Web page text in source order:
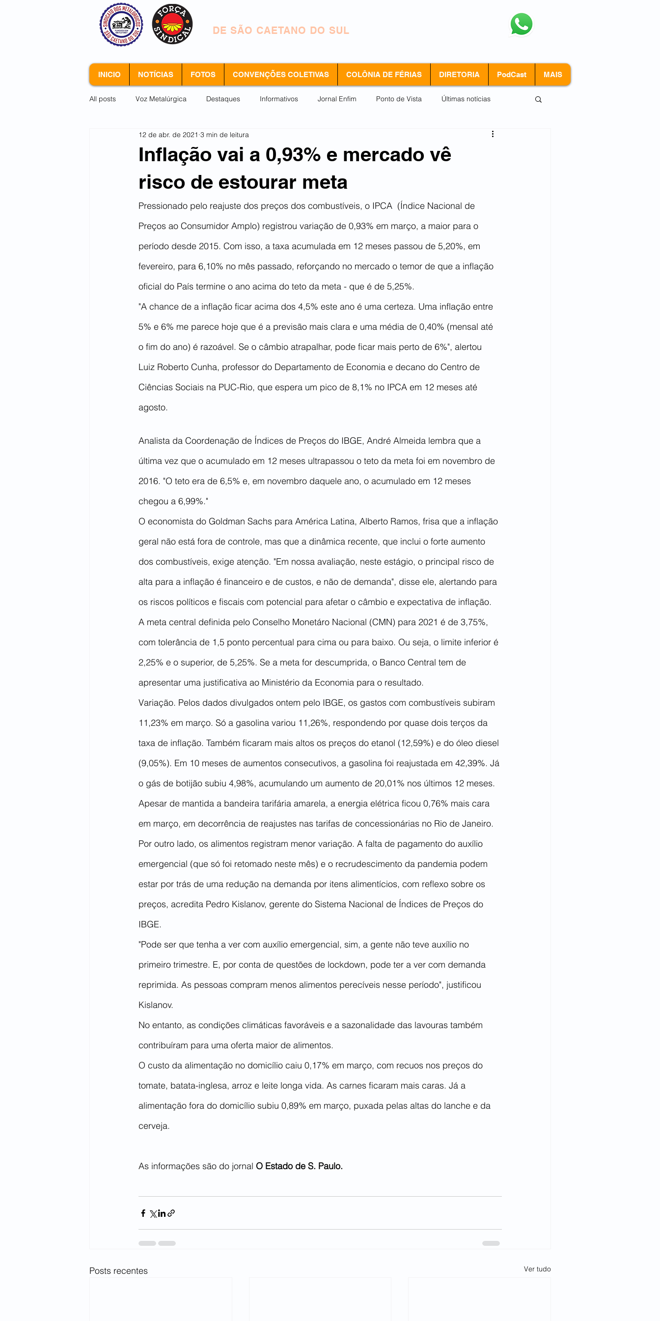
DE SÃO CAETANO DO SUL
INICIO NOTÍCIAS FOTOS CONVENÇÕES COLETIVAS COLÔNIA DE FÉRIAS DIRETORIA PodCast MAIS
All posts Voz Metalúrgica Destaques Informativos Jornal Enfim Ponto de Vista Últimas notícias
Arquivo morto
Inflação vai a 0,93% e mercado vê
risco de estourar meta
12 de abr. de 2021 3 min de leitura
Pressionado pelo reajuste dos preços dos combustíveis, o IPCA  (Índice Nacional de
Preços ao Consumidor Amplo) registrou variação de 0,93% em março, a maior para o
período desde 2015. Com isso, a taxa acumulada em 12 meses passou de 5,20%, em
fevereiro, para 6,10% no mês passado, reforçando no mercado o temor de que a inflação
oficial do País termine o ano acima do teto da meta - que é de 5,25%.
"A chance de a inflação ficar acima dos 4,5% este ano é uma certeza. Uma inflação entre
5% e 6% me parece hoje que é a previsão mais clara e uma média de 0,40% (mensal até
o fim do ano) é razoável. Se o câmbio atrapalhar, pode ficar mais perto de 6%", alertou
Luiz Roberto Cunha, professor do Departamento de Economia e decano do Centro de
Ciências Sociais na PUC-Rio, que espera um pico de 8,1% no IPCA em 12 meses até
agosto.
Analista da Coordenação de Índices de Preços do IBGE, André Almeida lembra que a
última vez que o acumulado em 12 meses ultrapassou o teto da meta foi em novembro de
2016. "O teto era de 6,5% e, em novembro daquele ano, o acumulado em 12 meses
chegou a 6,99%."
O economista do Goldman Sachs para América Latina, Alberto Ramos, frisa que a inflação
geral não está fora de controle, mas que a dinâmica recente, que inclui o forte aumento
dos combustíveis, exige atenção. "Em nossa avaliação, neste estágio, o principal risco de
alta para a inflação é financeiro e de custos, e não de demanda", disse ele, alertando para
os riscos políticos e fiscais com potencial para afetar o câmbio e expectativa de inflação.
A meta central definida pelo Conselho Monetáro Nacional (CMN) para 2021 é de 3,75%,
com tolerância de 1,5 ponto percentual para cima ou para baixo. Ou seja, o limite inferior é
2,25% e o superior, de 5,25%. Se a meta for descumprida, o Banco Central tem de
apresentar uma justificativa ao Ministério da Economia para o resultado.
Variação. Pelos dados divulgados ontem pelo IBGE, os gastos com combustíveis subiram
11,23% em março. Só a gasolina variou 11,26%, respondendo por quase dois terços da
taxa de inflação. Também ficaram mais altos os preços do etanol (12,59%) e do óleo diesel
(9,05%). Em 10 meses de aumentos consecutivos, a gasolina foi reajustada em 42,39%. Já
o gás de botijão subiu 4,98%, acumulando um aumento de 20,01% nos últimos 12 meses.
Apesar de mantida a bandeira tarifária amarela, a energia elétrica ficou 0,76% mais cara
em março, em decorrência de reajustes nas tarifas de concessionárias no Rio de Janeiro.
Por outro lado, os alimentos registram menor variação. A falta de pagamento do auxílio
emergencial (que só foi retomado neste mês) e o recrudescimento da pandemia podem
estar por trás de uma redução na demanda por itens alimentícios, com reflexo sobre os
preços, acredita Pedro Kislanov, gerente do Sistema Nacional de Índices de Preços do
IBGE.
"Pode ser que tenha a ver com auxílio emergencial, sim, a gente não teve auxílio no
primeiro trimestre. E, por conta de questões de lockdown, pode ter a ver com demanda
reprimida. As pessoas compram menos alimentos perecíveis nesse período", justificou
Kislanov.
No entanto, as condições climáticas favoráveis e a sazonalidade das lavouras também
contribuíram para uma oferta maior de alimentos.
O custo da alimentação no domicílio caiu 0,17% em março, com recuos nos preços do
tomate, batata-inglesa, arroz e leite longa vida. As carnes ficaram mais caras. Já a
alimentação fora do domicílio subiu 0,89% em março, puxada pelas altas do lanche e da
cerveja.
As informações são do jornal O Estado de S. Paulo.
Posts recentes Ver tudo